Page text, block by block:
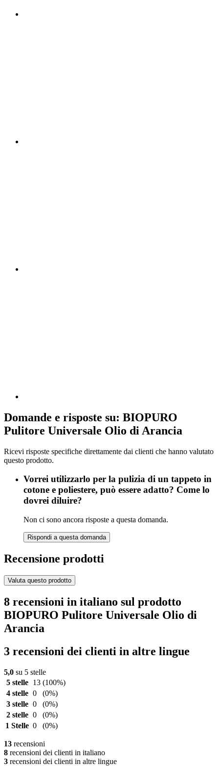
Domande e risposte su: BIOPURO
Pulitore Universale Olio di Arancia
Ricevi risposte specifiche direttamente dai clienti che hanno valutato
questo prodotto.
Vorrei utilizzarlo per la pulizia di un tappeto in
cotone e poliestere, può essere adatto? Come lo
dovrei diluire?
Non ci sono ancora risposte a questa domanda.
Rispondi a questa domanda
Recensione prodotti
Valuta questo prodotto
8 recensioni in italiano sul prodotto
BIOPURO Pulitore Universale Olio di
Arancia
3 recensioni dei clienti in altre lingue
5,0 su 5 stelle
5 stelle
13 (100%)
4 stelle 0
(0%)
3 stelle 0
(0%)
2 stelle 0
(0%)
1 Stelle 0 (0%)
13 recensioni
8 recensioni dei clienti in italiano
3 recensioni dei clienti in altre lingue